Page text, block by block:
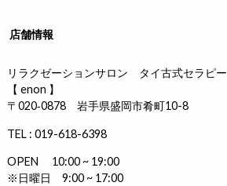
店舗情報
リラクゼーションサロン タイ古式セラピー
【 enon 】
〒020‐0878 岩手県盛岡市肴町10-8
TEL : 019-618-6398
OPEN 10:00 ~ 19:00
※日曜日 9:00 ~ 17:00